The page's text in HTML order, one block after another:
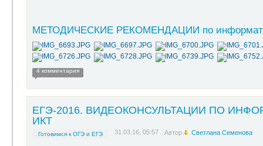
МЕТОДИЧЕСКИЕ РЕКОМЕНДАЦИИ по
4 комментария
ЕГЭ-2016. ВИДЕОКОНСУЛЬТАЦИИ ПО
ИКТ
Готовимся к ОГЭ и ЕГЭ 31.03.16, 05:57 Автор Светлана Семенова